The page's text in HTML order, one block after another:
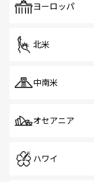
で、ホー
ヨーロッパ
北米
中南米
オセアニア
ハワイ